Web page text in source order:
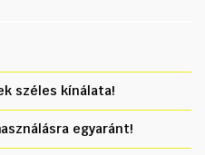
széles kínálata!
egyaránt!